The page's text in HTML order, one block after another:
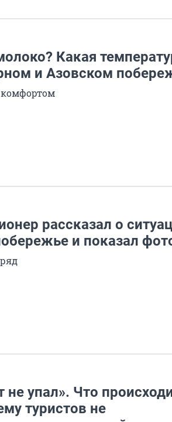
Какая
и Азовском
рассказал о
и показал
не упал». Что
туристов не